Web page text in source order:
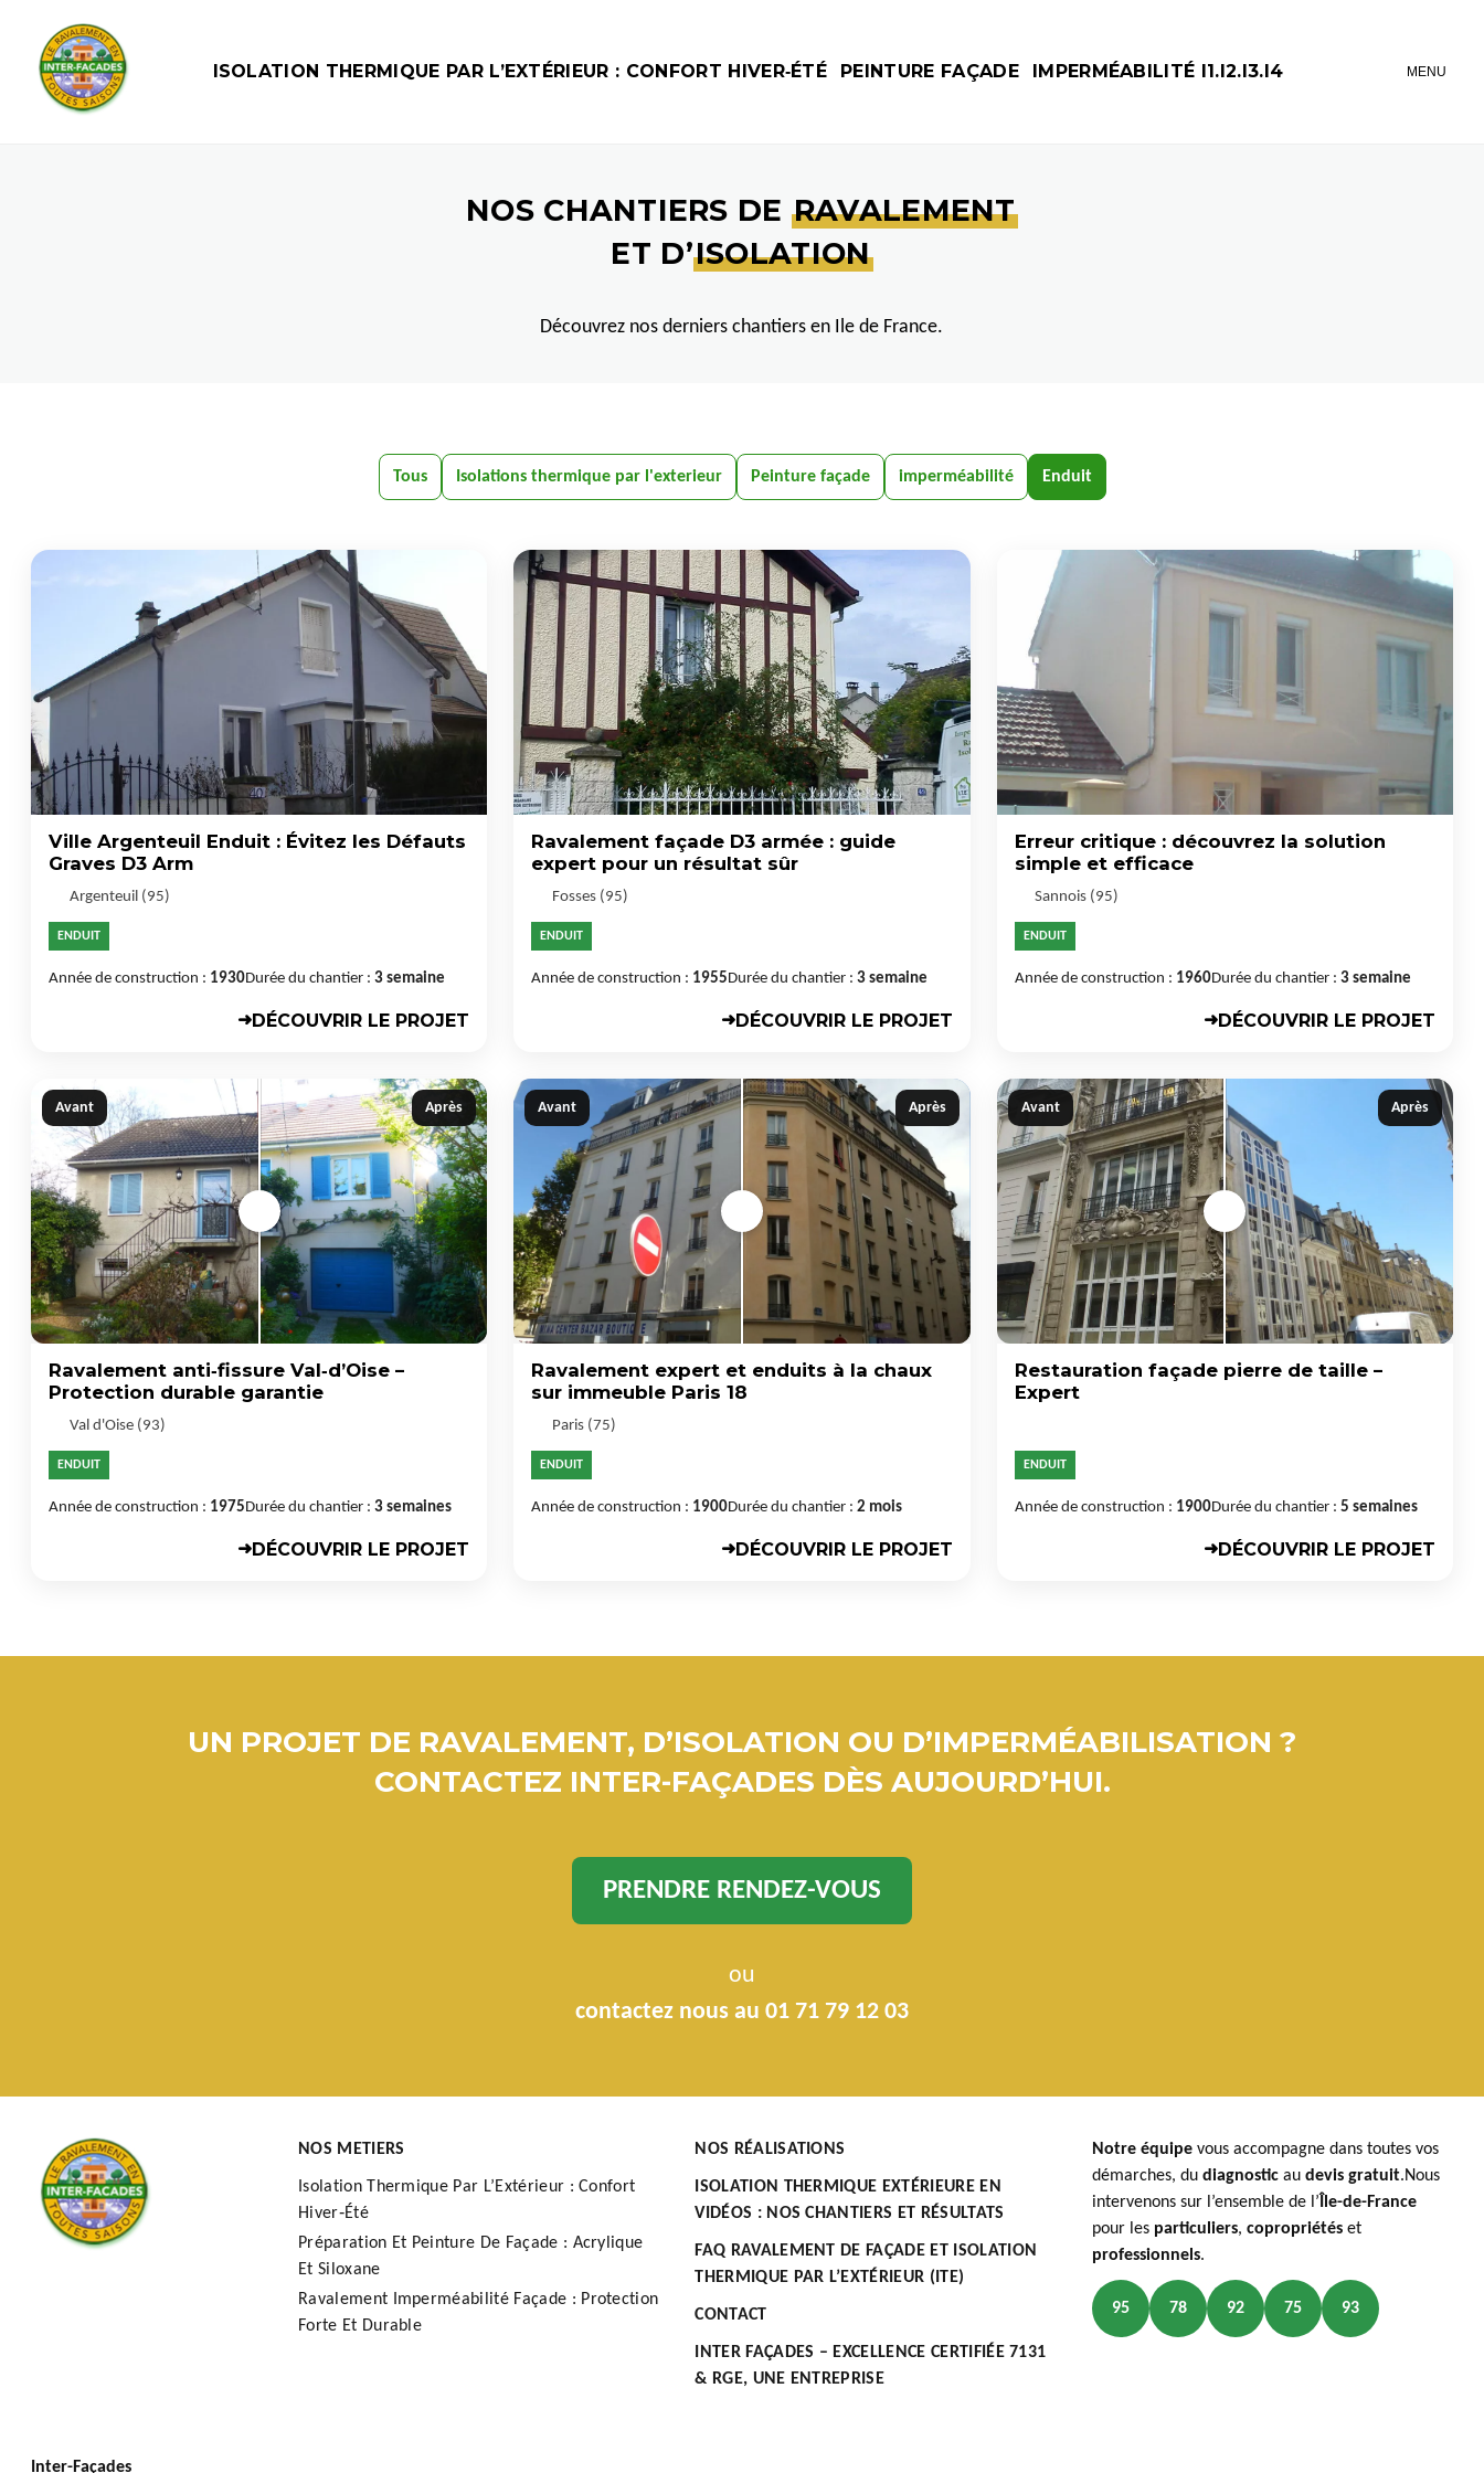
ISOLATION THERMIQUE PAR L’EXTÉRIEUR : CONFORT HIVER‑ÉTÉ PEINTURE FAÇADE IMPERMÉABILITÉ I1.I2.I3.I4 MENU
NOS CHANTIERS DE RAVALEMENT
ET D’ISOLATION
Découvrez nos derniers chantiers en Ile de France.
Tous Isolations thermique par l'exterieur Peinture façade imperméabilité Enduit
Ville Argenteuil Enduit : Évitez les Défauts
Graves D3 Arm
Argenteuil (95)
ENDUIT
Année de construction : 1930Durée du chantier : 3 semaine
➜DÉCOUVRIR LE PROJET
Ravalement façade D3 armée : guide
expert pour un résultat sûr
Fosses (95)
ENDUIT
Année de construction : 1955Durée du chantier :3 semaine
➜DÉCOUVRIR LE PROJET
Erreur critique : découvrez la solution
simple et efficace
Sannois (95)
ENDUIT
Année de construction : 1960Durée du chantier : 3 semaine
➜DÉCOUVRIR LE PROJET
Avant Après
Ravalement anti‑fissure Val‑d’Oise –
Protection durable garantie
Val d'Oise (93)
ENDUIT
Année de construction : 1975Durée du chantier : 3 semaines
➜DÉCOUVRIR LE PROJET
Avant Après
Ravalement expert et enduits à la chaux
sur immeuble Paris 18
Paris (75)
ENDUIT
Année de construction : 1900Durée du chantier :2 mois
➜DÉCOUVRIR LE PROJET
Avant Après
Restauration façade pierre de taille –
Expert
ENDUIT
Année de construction : 1900Durée du chantier : 5 semaines
➜DÉCOUVRIR LE PROJET
UN PROJET DE RAVALEMENT, D’ISOLATION OU D’IMPERMÉABILISATION ?
CONTACTEZ INTER-FAÇADES DÈS AUJOURD’HUI.
PRENDRE RENDEZ-VOUS
ou
contactez nous au 01 71 79 12 03
NOS METIERS
Isolation Thermique Par L’Extérieur : Confort
Hiver‑Été
Préparation Et Peinture De Façade : Acrylique
Et Siloxane
Ravalement Imperméabilité Façade : Protection
Forte Et Durable
NOS RÉALISATIONS
ISOLATION THERMIQUE EXTÉRIEURE EN
VIDÉOS : NOS CHANTIERS ET RÉSULTATS
FAQ RAVALEMENT DE FAÇADE ET ISOLATION
THERMIQUE PAR L’EXTÉRIEUR (ITE)
CONTACT
INTER FAÇADES – EXCELLENCE CERTIFIÉE 7131
& RGE, UNE ENTREPRISE
Notre équipevous accompagne dans toutes vos
démarches, du diagnostic au devis gratuit.Nous
intervenons sur l’ensemble de l’ Île-de-France
pour les particuliers, copropriétés et
professionnels.
95 78 92 75 93
Inter-Façades